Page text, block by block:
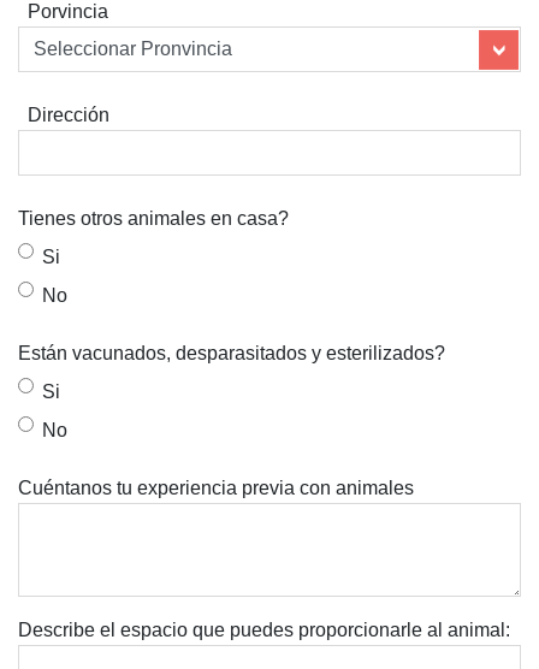
Porvincia
Dirección
Tienes otros animales en casa?
Si
No
Están vacunados, desparasitados y esterilizados?
Si
No
Cuéntanos tu experiencia previa con animales
Describe el espacio que puedes proporcionarle al animal: